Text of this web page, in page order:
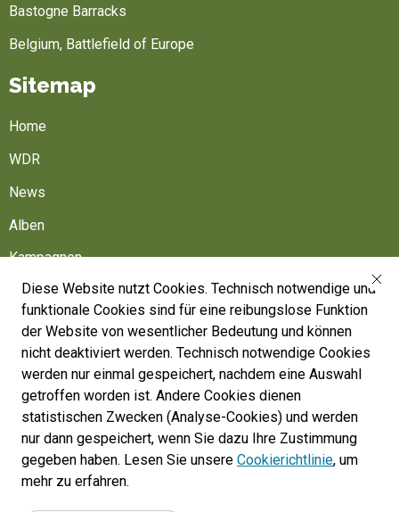
Diese Website nutzt Cookies. Technisch notwendige und
funktionale Cookies sind für eine reibungslose Funktion
der Website von wesentlicher Bedeutung und können
nicht deaktiviert werden. Technisch notwendige Cookies
werden nur einmal gespeichert, nachdem eine Auswahl
getroffen worden ist. Andere Cookies dienen
statistischen Zwecken (Analyse-Cookies) und werden
nur dann gespeichert, wenn Sie dazu Ihre Zustimmung
gegeben haben. Lesen Sie unsere Cookierichtlinie, um
mehr zu erfahren.
Bastogne Barracks
Belgium, Battlefield of Europe
Sitemap
Home
WDR
News
Alben
Kampagnen
Friedhöfe
Belgische Armee
Machen Sie mit
Folgen Sie uns
War Heritage Institute
Belgium, Battlefield of Europe